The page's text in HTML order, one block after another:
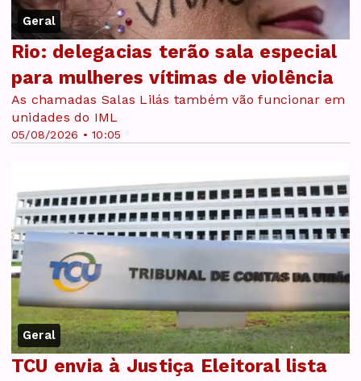
Geral
05/08/2026 • 10:05
Rio: delegacias terão sala especial
para mulheres vítimas de violência
As chamadas Salas Lilás também vão funcionar em
unidades do IML
Geral
TCU envia à Justiça Eleitoral lista